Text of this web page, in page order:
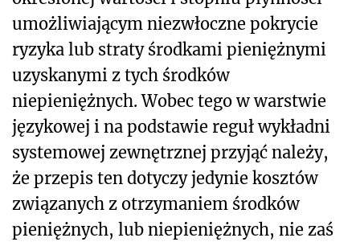
umożliwiającym niezwłoczne pokrycie
ryzyka lub straty środkami pieniężnymi
uzyskanymi z tych środków
niepieniężnych. Wobec tego w warstwie
językowej i na podstawie reguł wykładni
systemowej zewnętrznej przyjąć należy,
że przepis ten dotyczy jedynie kosztów
związanych z otrzymaniem środków
pieniężnych, lub niepieniężnych, nie zaś